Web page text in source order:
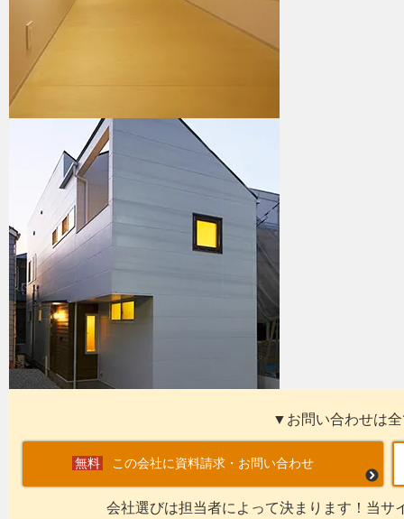
▼お問い合わせは
この会社に資料請求・お問い合わせ
会社選びは担当者によって決まります！当サ